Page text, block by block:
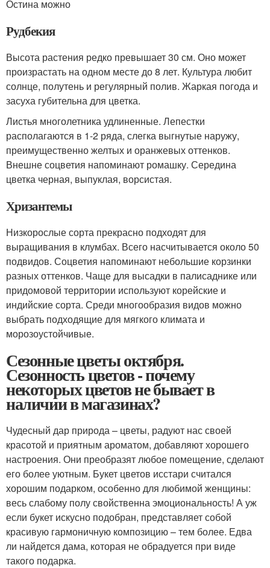
Остина можно
Рудбекия
Высота растения редко превышает 30 см. Оно может
произрастать на одном месте до 8 лет. Культура любит
солнце, полутень и регулярный полив. Жаркая погода и
засуха губительна для цветка.
Листья многолетника удлиненные. Лепестки
располагаются в 1-2 ряда, слегка выгнутые наружу,
преимущественно желтых и оранжевых оттенков.
Внешне соцветия напоминают ромашку. Середина
цветка черная, выпуклая, ворсистая.
Хризантемы
Низкорослые сорта прекрасно подходят для
выращивания в клумбах. Всего насчитывается около 50
подвидов. Соцветия напоминают небольшие корзинки
разных оттенков. Чаще для высадки в палисаднике или
придомовой территории используют корейские и
индийские сорта. Среди многообразия видов можно
выбрать подходящие для мягкого климата и
морозоустойчивые.
Сезонные цветы октября.
Сезонность цветов - почему
некоторых цветов не бывает в
наличии в магазинах?
Чудесный дар природа – цветы, радуют нас своей
красотой и приятным ароматом, добавляют хорошего
настроения. Они преобразят любое помещение, сделают
его более уютным. Букет цветов исстари считался
хорошим подарком, особенно для любимой женщины:
весь слабому полу свойственна эмоциональность! А уж
если букет искусно подобран, представляет собой
красивую гармоничную композицию – тем более. Едва
ли найдется дама, которая не обрадуется при виде
такого подарка.